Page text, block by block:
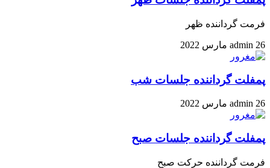
فرمت گرداننده ظهر
admin 26 مارس 2022
پمفلت گرداننده جلسات شب
admin 26 مارس 2022
پمفلت گرداننده جلسات صبح
فرمت گرداننده حرکت صبح